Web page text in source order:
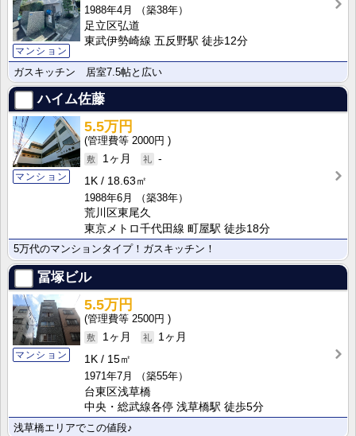
マンション
1988年4月
（築38年）
足立区弘道
東武伊勢崎線 五反野駅 徒歩12分
ガスキッチン 居室7.5帖と広い
ハイム佐藤
マンション
5.5万円
2000円
1ヶ月
-
1K
18.63㎡
1988年6月
（築38年）
荒川区東尾久
東京メトロ千代田線 町屋駅 徒歩18分
5万代のマンションタイプ！ガスキッチン！
冨塚ビル
マンション
5.5万円
2500円
1ヶ月
1ヶ月
1K
15㎡
1971年7月
（築55年）
台東区浅草橋
中央・総武線各停 浅草橋駅 徒歩5分
浅草橋エリアでこの値段♪